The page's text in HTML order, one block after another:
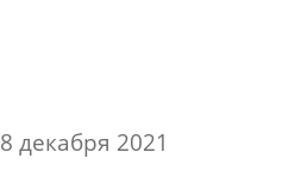
8 декабря 2021